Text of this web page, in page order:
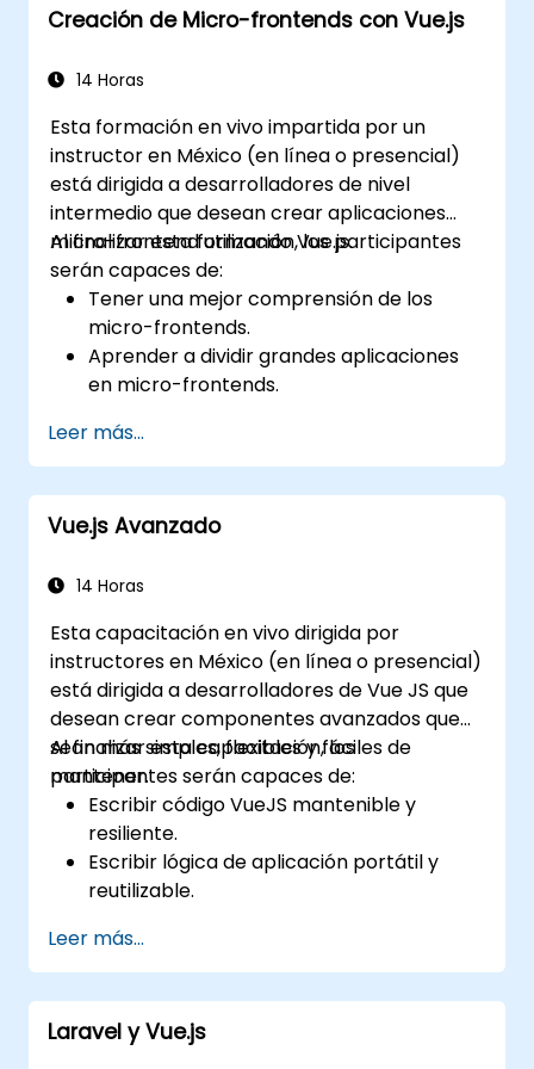
Creación de Micro-frontends con Vue.js
14 Horas
Esta formación en vivo impartida por un
instructor en México (en línea o presencial)
está dirigida a desarrolladores de nivel
intermedio que desean crear aplicaciones
micro-frontend utilizando Vue.js.
Al finalizar esta formación, los participantes
serán capaces de:
Tener una mejor comprensión de los
micro-frontends.
Aprender a dividir grandes aplicaciones
en micro-frontends.
diferentes enfoques.
Crear aplicaciones micro-frontend con
Vue.js.
Leer más...
Vue.js Avanzado
14 Horas
Esta capacitación en vivo dirigida por
instructores en México (en línea o presencial)
está dirigida a desarrolladores de Vue JS que
desean crear componentes avanzados que
sean más simples, flexibles y fáciles de
mantener.
Al finalizar esta capacitación, los
participantes serán capaces de:
Escribir código VueJS mantenible y
resiliente.
Escribir lógica de aplicación portátil y
reutilizable.
personalizados evitando la complejidad
innecesaria.
Leer más...
Laravel y Vue.js